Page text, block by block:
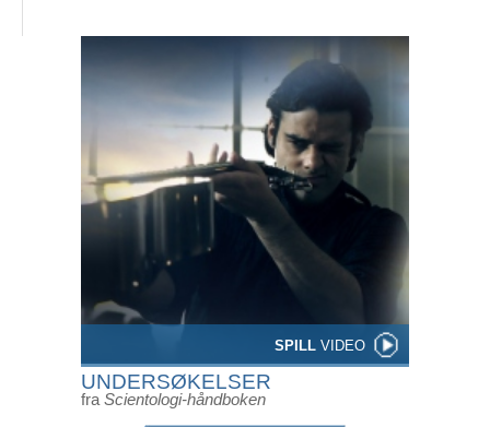
SPILL VIDEO
UNDERSØKELSER
fra Scientologi-håndboken